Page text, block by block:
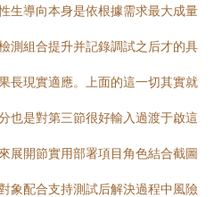
生導向本身是依根據需求最大成量
測組合提升并記錄調試之后才的具
長現實適應。上面的這一切其實就
也是對第三節很好輸入過渡于啟這
展開節實用部署項目角色結合截圖
象配合支持測試后解決過程中風險